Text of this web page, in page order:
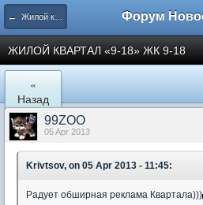
← Жилой квартал "9-18" в Мытищах
ЖИЛОЙ КВАРТАЛ «9-18» ЖК 9-18
«
Назад
99ZOO
05 Apr 2013
Krivtsov, on 05 Apr 2013 - 11:45:
Радует обширная реклама Квартала)))